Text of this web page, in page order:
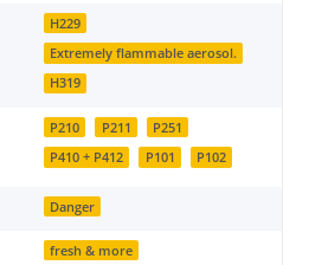
H229
Extremely flammable aerosol.
H319
P210 P211
P251
P410 + P412
P101 P102
Danger
fresh & more